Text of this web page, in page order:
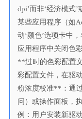
dpi’而非‘经济模式
某些应用程序（如
动‘颜色’选项卡中
应用程序中关闭色
**过时的色彩配置
彩配置文件，在驱
粉浓度校准**：通
问）或操作面板，
例：用户安装新驱